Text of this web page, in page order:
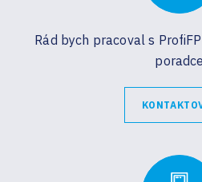
Rád bych pracoval s
poradce